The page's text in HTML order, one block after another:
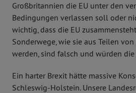
Großbritannien die EU unter den
Bedingungen verlassen soll oder
wichtig, dass die EU
Sonderwege, wie sie aus Teilen
werden, sind falsch und würden
Ein harter Brexit hätte massive
Schleswig-Holstein. Unsere